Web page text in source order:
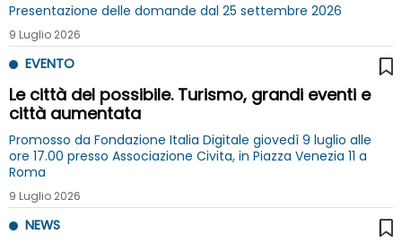
Presentazione delle domande dal 25 settembre 2026
9 Luglio 2026
EVENTO
Le città del possibile. Turismo, grandi eventi e
città aumentata
Promosso da Fondazione Italia Digitale giovedì 9 luglio alle
ore 17.00 presso Associazione Civita, in Piazza Venezia 11 a
Roma
9 Luglio 2026
NEWS